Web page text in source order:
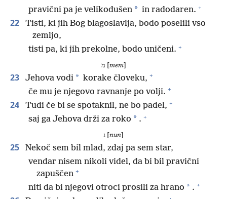
pravični pa je velikodušen * in radodaren. +
22
Tisti, ki jih Bog blagoslavlja, bodo poselili vso
zemljo,
tisti pa, ki jih prekolne, bodo uničeni. +
mem]
23 Jehova vodi * korake človeku, +
če mu je njegovo ravnanje po volji. +
24 Tudi če bi se spotaknil, ne bo padel, +
saj ga Jehova drži za roko * . +
nun
25
Nekoč sem bil mlad, zdaj pa sem star,
vendar nisem nikoli videl, da bi bil pravični
zapuščen +
niti da bi njegovi otroci prosili za hrano * . +